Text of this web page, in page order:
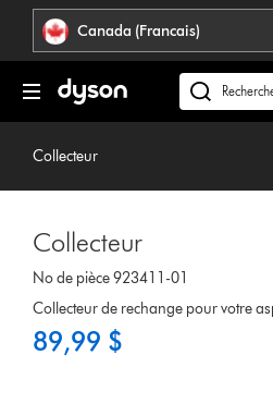
Veuillez
ou
appuyer
Déclaration
relative
à
l’accessibilité
Canada (Francais)
Recherchez
des
site
Collecteur
Collecteur
No de pièce 923411-01
Collecteur de rechange pour votre
89,99 $